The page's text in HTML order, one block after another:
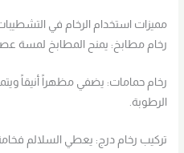
مميزات استخدام الرخام في
رخام مطابخ: يمنح المطابخ لمسة
رخام حمامات: يضفي مظهراً أنيقاً
الرطوبة.
تركيب رخام درج: يعطي السلالم